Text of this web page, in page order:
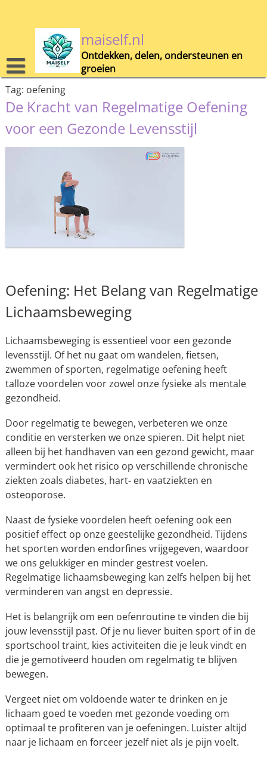
maiself.nl
Ontdekken, delen, ondersteunen en
groeien
Tag: oefening
De Kracht van Regelmatige Oefening
voor een Gezonde Levensstijl
Oefening: Het Belang van Regelmatige
Lichaamsbeweging
Lichaamsbeweging is essentieel voor een gezonde
levensstijl. Of het nu gaat om wandelen, fietsen,
zwemmen of sporten, regelmatige oefening heeft
talloze voordelen voor zowel onze fysieke als mentale
gezondheid.
Door regelmatig te bewegen, verbeteren we onze
conditie en versterken we onze spieren. Dit helpt niet
alleen bij het handhaven van een gezond gewicht, maar
vermindert ook het risico op verschillende chronische
ziekten zoals diabetes, hart- en vaatziekten en
osteoporose.
Naast de fysieke voordelen heeft oefening ook een
positief effect op onze geestelijke gezondheid. Tijdens
het sporten worden endorfines vrijgegeven, waardoor
we ons gelukkiger en minder gestrest voelen.
Regelmatige lichaamsbeweging kan zelfs helpen bij het
verminderen van angst en depressie.
Het is belangrijk om een oefenroutine te vinden die bij
jouw levensstijl past. Of je nu liever buiten sport of in de
sportschool traint, kies activiteiten die je leuk vindt en
die je gemotiveerd houden om regelmatig te blijven
bewegen.
Vergeet niet om voldoende water te drinken en je
lichaam goed te voeden met gezonde voeding om
optimaal te profiteren van je oefeningen. Luister altijd
naar je lichaam en forceer jezelf niet als je pijn voelt.